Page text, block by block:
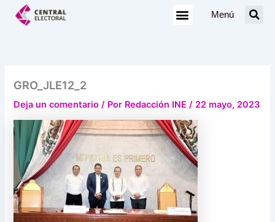
Menú
GRO_JLE12_2
Deja un comentario / Por Redacción INE/ 22 mayo, 2023